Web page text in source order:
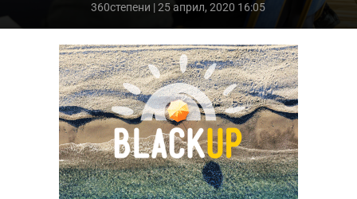
360степени | 25 април, 2020 16:05